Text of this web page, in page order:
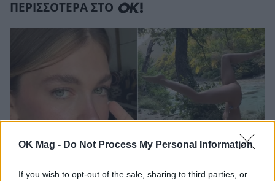
OK Mag - Do Not Process My Personal Information
If you wish to opt-out of the sale, sharing to third parties, or
ΠΕΡΙΣΣΟΤΕΡΑ ΣΤΟ